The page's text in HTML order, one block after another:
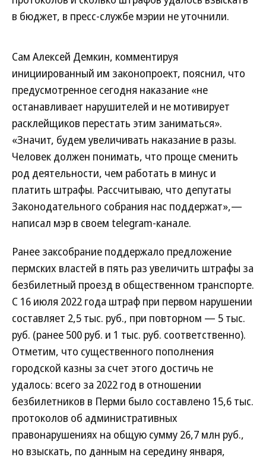
в бюджет, в пресс-службе мэрии не уточнили.
Сам Алексей Демкин, комментируя
инициированный им законопроект, пояснил, что
предусмотренное сегодня наказание «не
останавливает нарушителей и не мотивирует
расклейщиков перестать этим заниматься».
«Значит, будем увеличивать наказание в разы.
Человек должен понимать, что проще сменить
род деятельности, чем работать в минус и
платить штрафы. Рассчитываю, что депутаты
Законодательного собрания нас поддержат»,—
написал мэр в своем telegram-канале.
Ранее заксобрание поддержало предложение
пермских властей в пять раз увеличить штрафы за
безбилетный проезд в общественном транспорте.
С 16 июля 2022 года штраф при первом нарушении
составляет 2,5 тыс. руб., при повторном — 5 тыс.
руб. (ранее 500 руб. и 1 тыс. руб. соответственно).
Отметим, что существенного пополнения
городской казны за счет этого достичь не
удалось: всего за 2022 год в отношении
безбилетников в Перми было составлено 15,6 тыс.
протоколов об административных
правонарушениях на общую сумму 26,7 млн руб.,
но взыскать, по данным на середину января,